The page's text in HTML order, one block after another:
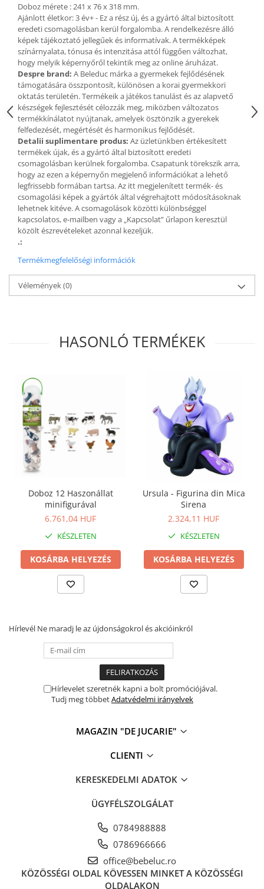
Kirakós játékok
Klasszikus kirakós
Formakirakós
Padlók kirakós
IQ kirakós
Baba játékok
Fürdőjátékok
Csörgők
Fogzási játékok
Érzékelést fejlesztő játékok
Motoros játékok babáknak
Babamatracok
Válogató játékok
Zenélő játékok babáknak
Baba kirakósok
Doboz mérete : 241 x 76 x 318 mm.
Ajánlott életkor: 3 év+ - Ez a rész új, és a gyártó által biztosított
eredeti csomagolásban kerül forgalomba. A rendelkezésre álló
képek tájékoztató jellegűek és informatívak. A termékképek
színárnyalata, tónusa és intenzitása attól függően változhat,
hogy melyik képernyőről tekintik meg az online áruházat.
Despre brand: A Beleduc márka a gyermekek fejlődésének
támogatására összpontosít, különösen a korai gyermekkori
oktatás területén. Termékeik a játékos tanulást és az alapvető
készségek fejlesztését célozzák meg, miközben változatos
termékkínálatot nyújtanak, amelyek ösztönzik a gyerekek
felfedezését, megértését és harmonikus fejlődését.
Detalii suplimentare produs: Az üzletünkben értékesített
termékek újak, és a gyártó által biztosított eredeti
csomagolásban kerülnek forgalomba. Csapatunk törekszik arra,
hogy az ezen a képernyőn megjelenő információkat a lehető
legfrissebb formában tartsa. Az itt megjelenített termék- és
csomagolási képek a gyártók által végrehajtott módosításoknak
lehetnek kitéve. A csomagolások közötti különbséggel
kapcsolatos, e-mailben vagy a „Kapcsolat” űrlapon keresztül
közölt észrevételeket azonnal kezeljük.
.:
Termékmegfelelőségi információk
Vélemények(0)
HASONLÓ TERMÉKEK
Doboz 12 Haszonállat
minifigurával
6.761,04 HUF
KÉSZLETEN
KOSÁRBA HELYEZÉS
Ursula - Figurina din Mica
Sirena
2.324,11 HUF
KÉSZLETEN
KOSÁRBA HELYEZÉS
Hírlevél Ne maradj le az újdonságokrol és akcióinkról
Hírlevelet szeretnék kapni a bolt promóciójával.
Tudj meg többetAdatvédelmi irányelvek
MAGAZIN "DE JUCARIE"
CLIENTI
KERESKEDELMI ADATOK
ÜGYFÉLSZOLGÁLAT
0784988888
0786966666
office@bebeluc.ro
KÖZÖSSÉGI OLDAL KÖVESSEN MINKET A KÖZÖSSÉGI
OLDALAKON